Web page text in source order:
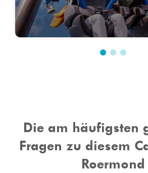
Die historische Stadt bietet eine
Veranstaltungen aller Art. Das
Wasser und Musik. Sehe hier
Die am häufigsten
Fragen zu diesem
Roermond